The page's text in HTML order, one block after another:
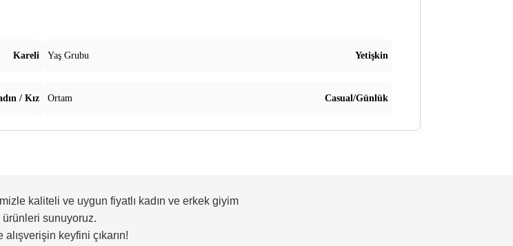
Kareli Yaş Grubu Yetişkin
/ Kız Ortam Casual/Günlük
kaliteli ve uygun fiyatlı kadın ve erkek giyim
ürünleri sunuyoruz.
alışverişin keyfini çıkarın!